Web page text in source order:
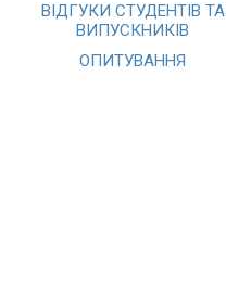
ВІДГУКИ СТУДЕНТІВ ТА
ВИПУСКНИКІВ
ОПИТУВАННЯ